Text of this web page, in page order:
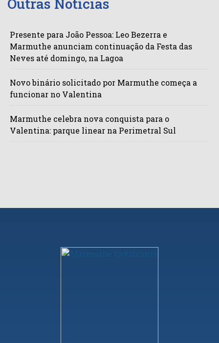
Outras Notícias
Presente para João Pessoa: Leo Bezerra e
Marmuthe anunciam continuação da Festa das
Neves até domingo, na Lagoa
Novo binário solicitado por Marmuthe começa a
funcionar no Valentina
Marmuthe celebra nova conquista para o
Valentina: parque linear na Perimetral Sul